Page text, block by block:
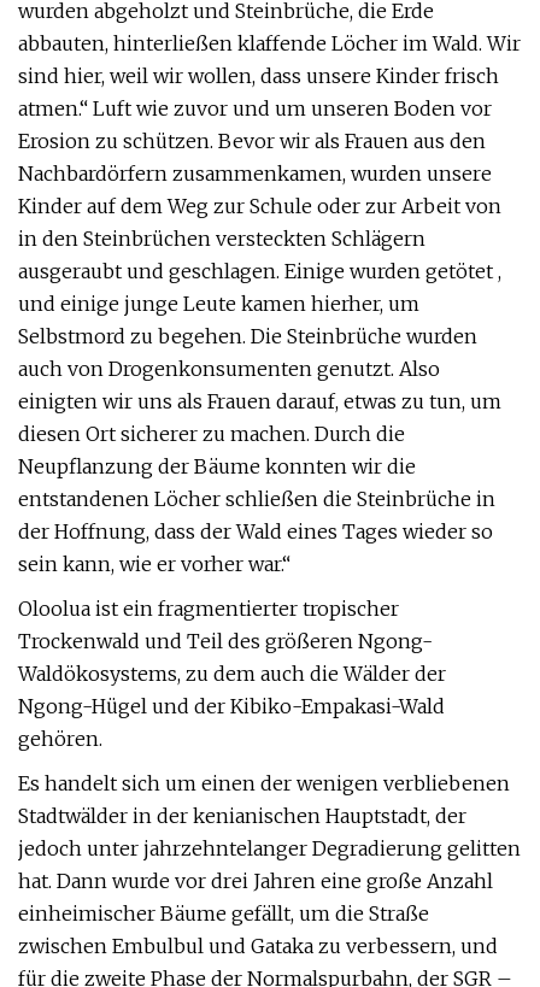
wurden abgeholzt und Steinbrüche, die Erde
abbauten, hinterließen klaffende Löcher im Wald. Wir
sind hier, weil wir wollen, dass unsere Kinder frisch
atmen.“ Luft wie zuvor und um unseren Boden vor
Erosion zu schützen. Bevor wir als Frauen aus den
Nachbardörfern zusammenkamen, wurden unsere
Kinder auf dem Weg zur Schule oder zur Arbeit von
in den Steinbrüchen versteckten Schlägern
ausgeraubt und geschlagen. Einige wurden getötet ,
und einige junge Leute kamen hierher, um
Selbstmord zu begehen. Die Steinbrüche wurden
auch von Drogenkonsumenten genutzt. Also
einigten wir uns als Frauen darauf, etwas zu tun, um
diesen Ort sicherer zu machen. Durch die
Neupflanzung der Bäume konnten wir die
entstandenen Löcher schließen die Steinbrüche in
der Hoffnung, dass der Wald eines Tages wieder so
sein kann, wie er vorher war.“
Oloolua ist ein fragmentierter tropischer
Trockenwald und Teil des größeren Ngong-
Waldökosystems, zu dem auch die Wälder der
Ngong-Hügel und der Kibiko-Empakasi-Wald
gehören.
Es handelt sich um einen der wenigen verbliebenen
Stadtwälder in der kenianischen Hauptstadt, der
jedoch unter jahrzehntelanger Degradierung gelitten
hat. Dann wurde vor drei Jahren eine große Anzahl
einheimischer Bäume gefällt, um die Straße
zwischen Embulbul und Gataka zu verbessern, und
für die zweite Phase der Normalspurbahn, der SGR –